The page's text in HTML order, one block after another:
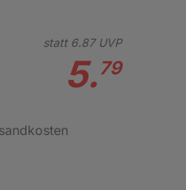
statt 6.87UVP
5. 79